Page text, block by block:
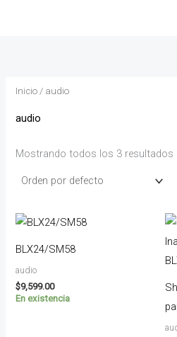
i
o
í
n
m
o
á
o
Inicio / audio
audio
Mostrando todos los 3 resultados
BLX24/SM58
audio
$9,599.00
En existencia